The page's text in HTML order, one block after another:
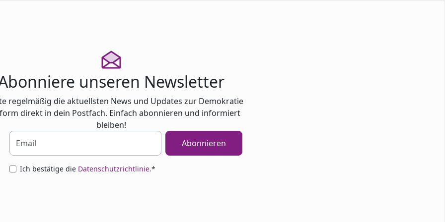
unseren Newsletter
regelmäßig die aktuellsten News und Updates zur Demokratie
direkt in dein Postfach. Einfach abonnieren und informiert
bleiben!
Ich bestätige die Datenschutzrichtlinie.*
Abonnieren